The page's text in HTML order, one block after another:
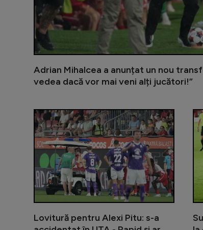
Adrian Mihalcea a anunțat un nou
vedea dacă vor mai veni alți jucători!”
Lovitură pentru Alexi Pitu: s-a